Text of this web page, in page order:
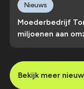
Moederbedrijf
miljoenen aan
Nieuws
Bekijk meer